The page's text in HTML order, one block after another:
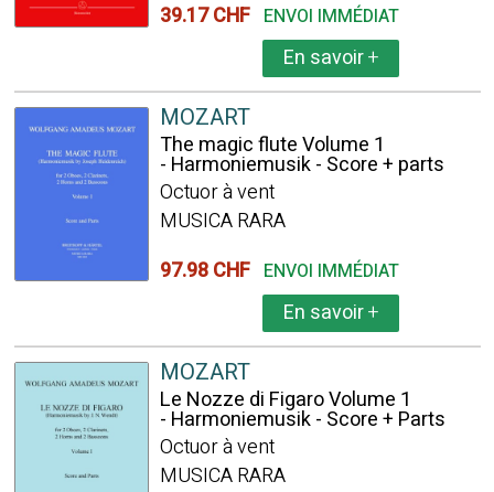
39.17 CHF ENVOI IMMÉDIAT
En savoir+
MOZART
The magic flute Volume 1
- Harmoniemusik - Score + parts
Octuor à vent
MUSICA RARA
97.98 CHF ENVOI IMMÉDIAT
En savoir+
MOZART
Le Nozze di Figaro Volume 1
- Harmoniemusik - Score + Parts
Octuor à vent
MUSICA RARA